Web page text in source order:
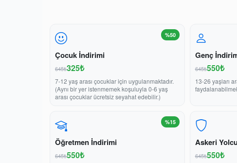
%50
Çocuk İndirimi
645₺325₺
7-12 yaş arası çocuklar için uygulanmaktadır.
(Aynı bir yer istenmemek koşuluyla 0-6 yaş
arası çocuklar ücretsiz seyahat edebilir.)
Genç
645₺550₺
13-26 yaşları
%15
Öğretmen İndirimi
645₺550₺
Askeri
645₺550₺